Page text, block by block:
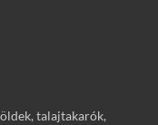
talajtakarók,